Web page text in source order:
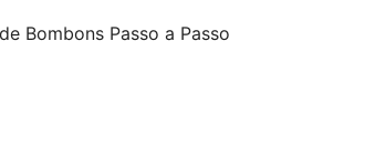
Bombons Passo a Passo